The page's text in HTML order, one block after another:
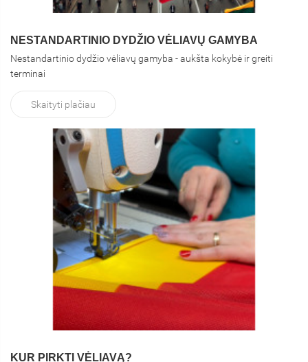
NESTANDARTINIO DYDŽIO VĖLIAVŲ GAMYBA
Nestandartinio dydžio vėliavų gamyba - aukšta kokybė ir greiti
terminai
Skaityti plačiau
KUR PIRKTI VĖLIAVĄ?